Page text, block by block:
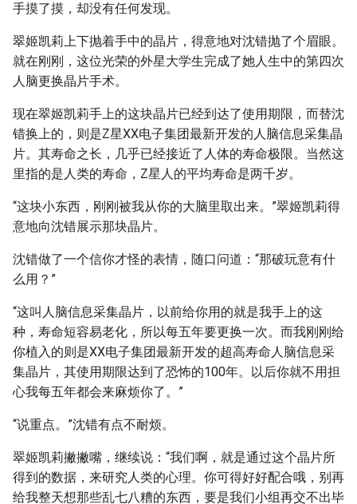
手摸了摸，却没有任何发现。
翠姬凯莉上下抛着手中的晶片，得意地对沈错抛了个眉眼。
就在刚刚，这位光荣的外星大学生完成了她人生中的第四次
人脑更换晶片手术。
现在翠姬凯莉手上的这块晶片已经到达了使用期限，而替沈
错换上的，则是Z星XX电子集团最新开发的人脑信息采集晶
片。其寿命之长，几乎已经接近了人体的寿命极限。当然这
里指的是人类的寿命，Z星人的平均寿命是两千岁。
“这块小东西，刚刚被我从你的大脑里取出来。”翠姬凯莉得
意地向沈错展示那块晶片。
沈错做了一个信你才怪的表情，随口问道：“那破玩意有什
么用？”
“这叫人脑信息采集晶片，以前给你用的就是我手上的这
种，寿命短容易老化，所以每五年要更换一次。而我刚刚给
你植入的则是XX电子集团最新开发的超高寿命人脑信息采
集晶片，其使用期限达到了恐怖的100年。以后你就不用担
心我每五年都会来麻烦你了。”
“说重点。”沈错有点不耐烦。
翠姬凯莉撇撇嘴，继续说：“我们啊，就是通过这个晶片所
得到的数据，来研究人类的心理。你可得好好配合哦，别再
给我整天想那些乱七八糟的东西，要是我们小组再交不出毕